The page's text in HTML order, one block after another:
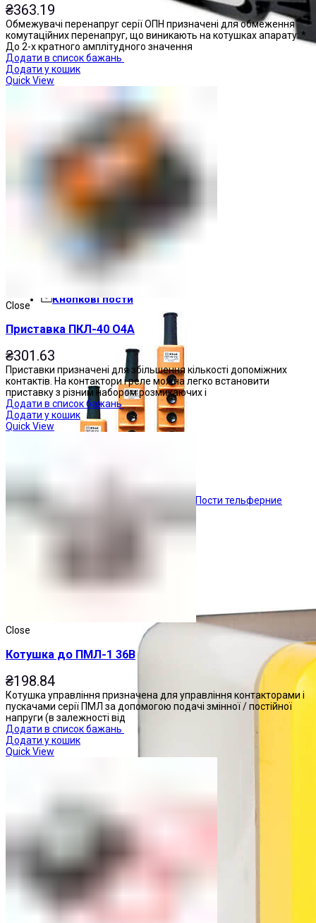
Кнопкові пости
Пости тельферние
₴363.19
Обмежувачі перенапруг серії ОПН призначені для обмеження
комутаційних перенапруг, що виникають на котушках апарату: *
До 2-х кратного амплітудного значення
Додати в список бажань
Додати у кошик
Quick View
Close
Приставка ПКЛ-40 О4А
₴301.63
Приставки призначені для збільшення кількості допоміжних
контактів. На контактори і реле можна легко встановити
приставку з різним набором розмикаючих і
Додати в список бажань
Додати у кошик
Quick View
Close
Котушка до ПМЛ-1 36В
₴198.84
Котушка управління призначена для управління контакторами і
пускачами серії ПМЛ за допомогою подачі змінної / постійної
напруги (в залежності від
Додати в список бажань
Додати у кошик
Quick View